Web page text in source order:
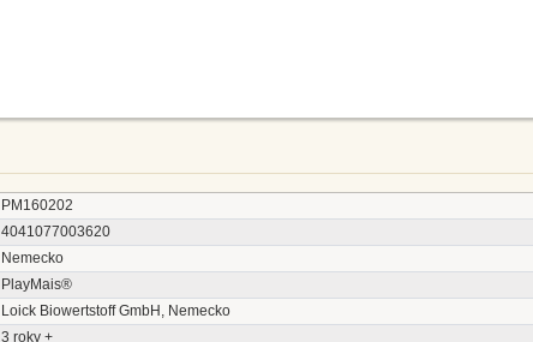
PM160202
4041077003620
Nemecko
PlayMais®
Loick Biowertstoff GmbH, Nemecko
3 roky +